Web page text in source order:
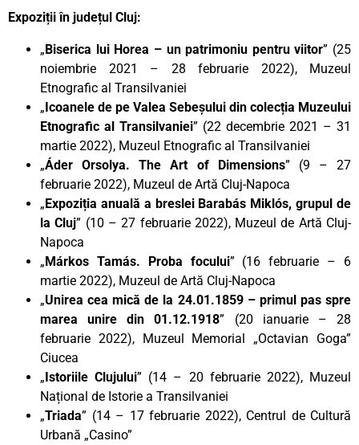
Expoziții în județul Cluj:
„Biserica lui Horea – un patrimoniu pentru viitor” (25
noiembrie 2021 – 28 februarie 2022), Muzeul
Etnografic al Transilvaniei
„Icoanele de pe Valea Sebeșului din colecția Muzeului
Etnografic al Transilvaniei” (22 decembrie 2021 – 31
martie 2022), Muzeul Etnografic al Transilvaniei
„Áder Orsolya. The Art of Dimensions” (9 – 27
februarie 2022), Muzeul de Artă Cluj-Napoca
„Expoziția anuală a breslei Barabás Miklós, grupul de
la Cluj” (10 – 27 februarie 2022), Muzeul de Artă Cluj-
Napoca
„Márkos Tamás. Proba focului” (16 februarie – 6
martie 2022), Muzeul de Artă Cluj-Napoca
„Unirea cea mică de la 24.01.1859 – primul pas spre
marea unire din 01.12.1918” (20 ianuarie – 28
februarie 2022), Muzeul Memorial „Octavian Goga”
Ciucea
„Istoriile Clujului” (14 – 20 februarie 2022), Muzeul
Național de Istorie a Transilvaniei
„Triada” (14 – 17 februarie 2022), Centrul de Cultură
Urbană „Casino”